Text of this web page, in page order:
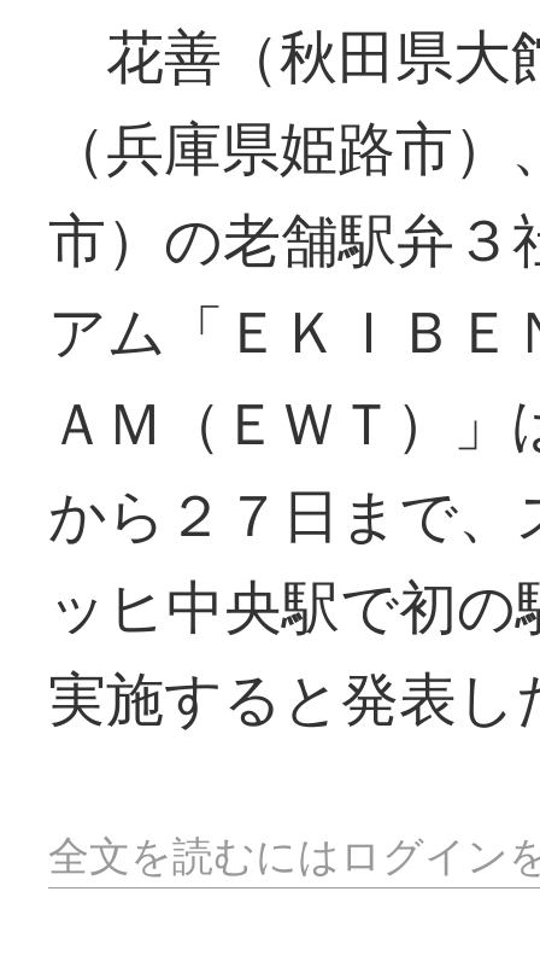
花善（秋田県大
（兵庫県姫路市
市）の老舗駅弁
アム「ＥＫＩＢ
ＡＭ（ＥＷＴ）
から２７日まで
ッヒ中央駅で初
実施すると発表し
全文を読むにはログイン